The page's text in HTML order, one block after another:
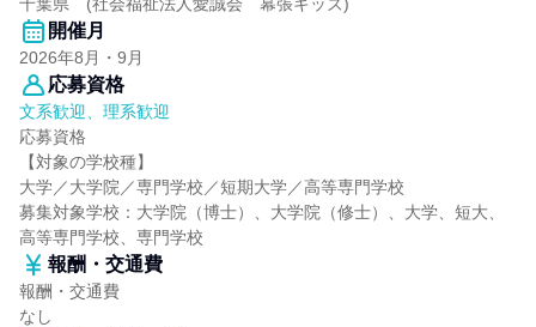
開催月
2026年8月・9月
応募資格
文系歓迎、理系歓迎
応募資格
【対象の学校種】
大学／大学院／専門学校／短期大学／高等専門学校
募集対象学校：大学院（博士）、大学院（修士）、大学、短大、
高等専門学校、専門学校
報酬・交通費
報酬・交通費
なし